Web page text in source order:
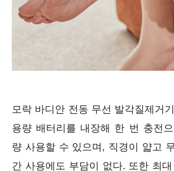
모락 바디안 전동 무선 발각질제거
용량 배터리를 내장해 한 번 충전
량 사용할 수 있으며, 직경이 얇고
간 사용에도 부담이 없다. 또한 최대